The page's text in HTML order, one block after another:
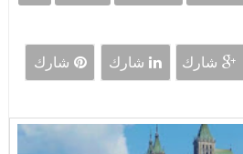
شارك شارك شارك